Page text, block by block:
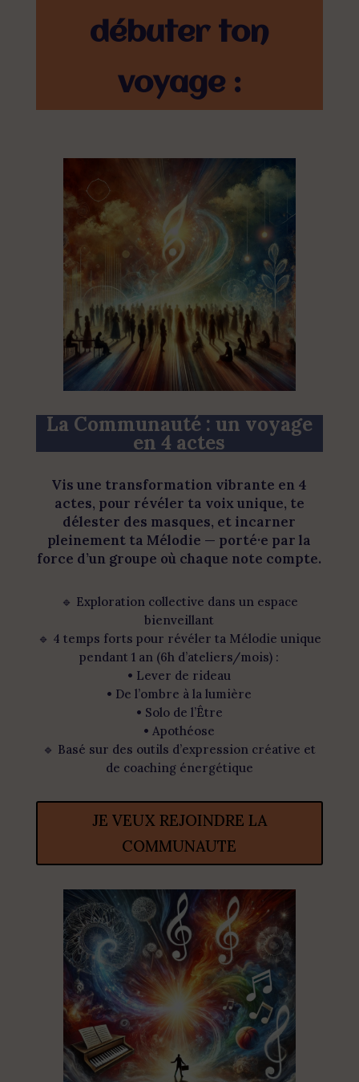
débuter ton
voyage :
La Communauté : un voyage
en 4 actes
Vis une transformation vibrante en 4
actes, pour révéler ta voix unique, te
délester des masques, et incarner
pleinement ta Mélodie — porté·e par la
force d’un groupe où chaque note compte.
🔹 Exploration collective dans un espace
bienveillant
🔹 4 temps forts pour révéler ta Mélodie unique
pendant 1 an (6h d’ateliers/mois) :
• Lever de rideau
• De l’ombre à la lumière
• Solo de l’Être
• Apothéose
🔹 Basé sur des outils d’expression créative et
de coaching énergétique
JE VEUX REJOINDRE LA
COMMUNAUTE